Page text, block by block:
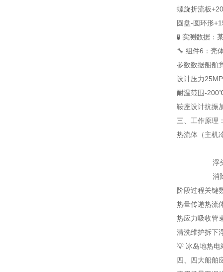
螺旋折流板
圆盘-圆环形
🧪 实测数据：
🔧 组件6：壳
参数数据船舶
设计压力
耐温范围-
鞍座设计抗振
三、工作原理
热流体（主
浮头端自
消除
阶段过程关键
热量传递热流
热应力吸收管
清洗维护拆下
💡 冰岛地热电
四、四大船舶